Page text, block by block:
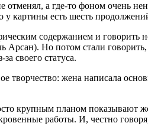
отменял, а где-то фоном очень
у картины есть шесть
содержанием и говорить
Арсан). Но потом стали
своего статуса.
творчество: жена написала
крупным планом показывают
работы. И, честно